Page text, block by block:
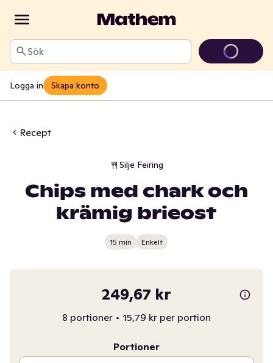
Sök
Logga in Skapa konto
Recept
Silje Feiring
Chips med chark och
krämig brieost
15 min Enkelt
249,67 kr
8 portioner • 15,79 kr per portion
Portioner